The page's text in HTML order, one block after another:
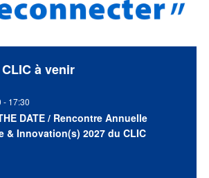
à venir
- 17:30
DATE / Rencontre Annuelle
& Innovation(s) 2027 du CLIC